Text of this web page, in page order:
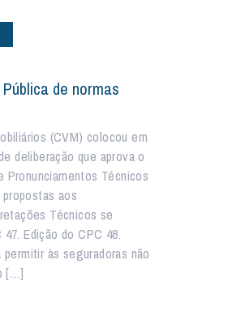
de normas
(CVM) colocou em
deliberação que aprova o
Pronunciamentos Técnicos
aos
Técnicos se
Edição do CPC 48.
às seguradoras não
[…]